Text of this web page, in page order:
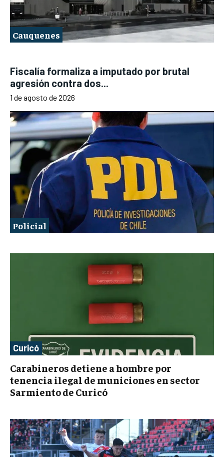
Cauquenes
Fiscalía formaliza a imputado por brutal
agresión contra dos...
1 de agosto de 2026
Policial
Curicó
Carabineros detiene a hombre por
tenencia ilegal de municiones en sector
Sarmiento de Curicó